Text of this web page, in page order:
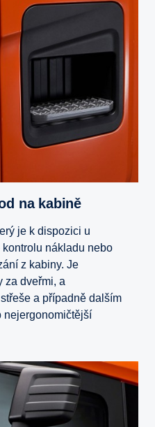
na kabině
je k dispozici u
nákladu nebo
z kabiny. Je
za dveřmi, a
a případně dalším
nejergonomičtější